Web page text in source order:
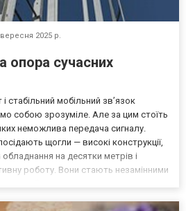
2025 р.
опора сучасних
стабільний мобільний зв’язок
собою зрозуміле. Але за цим стоїть
неможлива передача сигналу.
щогли — високі конструкції,
на десятки метрів і
роботу. Вони стають незамінними